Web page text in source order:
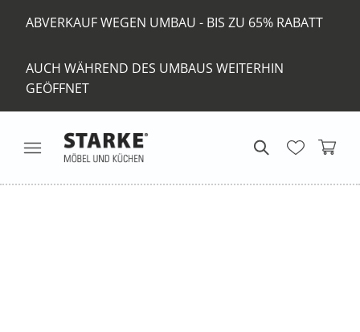
ABVERKAUF WEGEN UMBAU - BIS ZU 65% RABATT
AUCH WÄHREND DES UMBAUS WEITERHIN
GEÖFFNET